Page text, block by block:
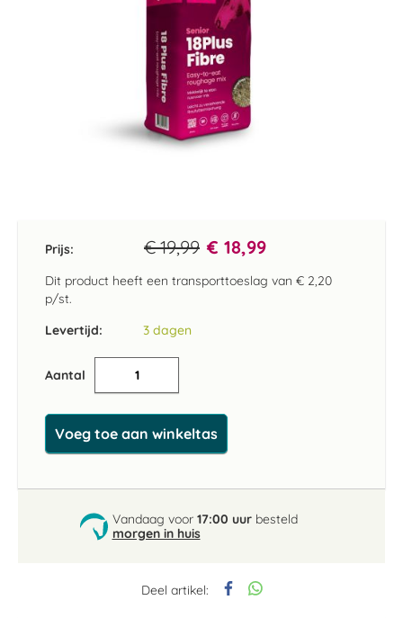
Deel artikel:
Prijs: € 19,99 € 18,99
Dit product heeft een transporttoeslag van € 2,20
p/st.
Levertijd:
3 dagen
Aantal
Voeg toe aan winkeltas
Vandaag voor 17:00 uurbesteld
morgen in huis
begin
afbeeldingen-
gallerij